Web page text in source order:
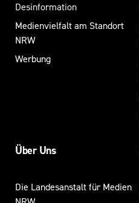
Desinformation
Medienvielfalt am Standort
NRW
Werbung
Über Uns
Die Landesanstalt für Medien